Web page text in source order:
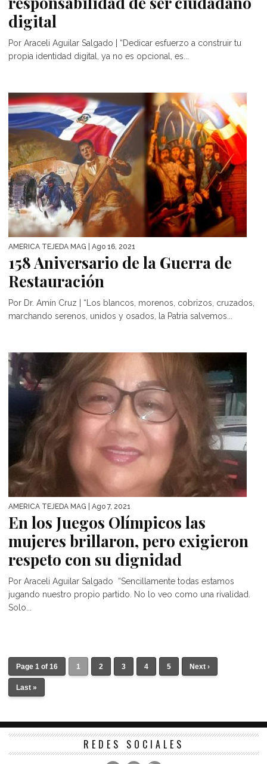
digital
Por Araceli Aguilar Salgado | “Dedicar esfuerzo a construir tu
propia identidad digital, ya no es opcional, es...
AMÉRICA TEJEDA MAG | Ago 16, 2021
158 Aniversario de la Guerra de
Restauración
Por Dr. Amín Cruz | “Los blancos, morenos, cobrizos, cruzados,
marchando serenos, unidos y osados, la Patria salvemos...
AMÉRICA TEJEDA MAG | Ago 7, 2021
En los Juegos Olímpicos las
mujeres brillaron, pero exigieron
respeto con su dignidad
Por Araceli Aguilar Salgado “Sencillamente todas estamos
jugando nuestro propio partido. No lo veo como una rivalidad.
Solo...
Page 1 of 16 1 2 3 4 5 Next ›
Last »
REDES SOCIALES